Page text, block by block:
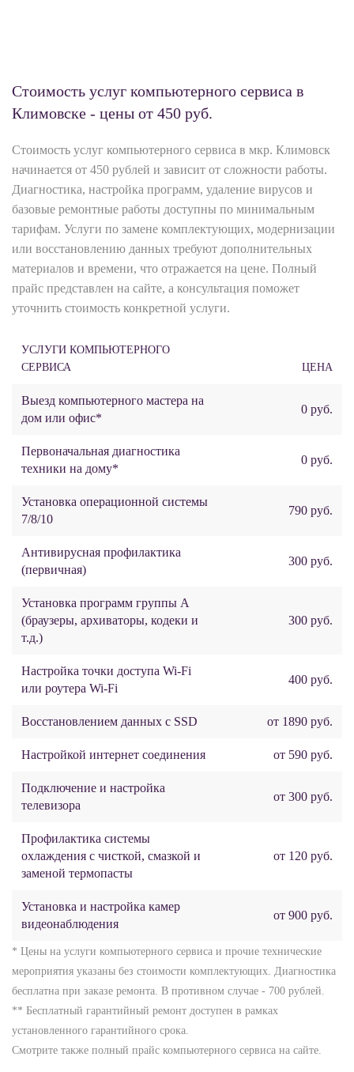
Стоимость услуг компьютерного сервиса в
Климовске - цены от 450 руб.
Стоимость услуг компьютерного сервиса в мкр. Климовск
начинается от 450 рублей и зависит от сложности работы.
Диагностика, настройка программ, удаление вирусов и
базовые ремонтные работы доступны по минимальным
тарифам. Услуги по замене комплектующих, модернизации
или восстановлению данных требуют дополнительных
материалов и времени, что отражается на цене. Полный
прайс представлен на сайте, а консультация поможет
уточнить стоимость конкретной услуги.
УСЛУГИ КОМПЬЮТЕРНОГО
СЕРВИСА
ЦЕНА
Выезд компьютерного мастера на
дом или офис*
0 руб.
Первоначальная диагностика
техники на дому*
0 руб.
Установка операционной системы
7/8/10
790 руб.
Антивирусная профилактика
(первичная)
300 руб.
Установка программ группы А
(браузеры, архиваторы, кодеки и
т.д.)
300 руб.
Настройка точки доступа Wi-Fi
или роутера Wi-Fi
400 руб.
Восстановлением данных с SSD от 1890 руб.
Настройкой интернет соединения от 590 руб.
Подключение и настройка
телевизора
от 300 руб.
Профилактика системы
охлаждения с чисткой, смазкой и
заменой термопасты
от 120 руб.
Установка и настройка камер
видеонаблюдения
от 900 руб.
* Цены на услуги компьютерного сервиса и прочие технические
мероприятия указаны без стоимости комплектующих. Диагностика
бесплатна при заказе ремонта. В противном случае - 700 рублей.
** Бесплатный гарантийный ремонт доступен в рамках
установленного гарантийного срока.
Смотрите также полный прайс компьютерного сервиса на сайте.